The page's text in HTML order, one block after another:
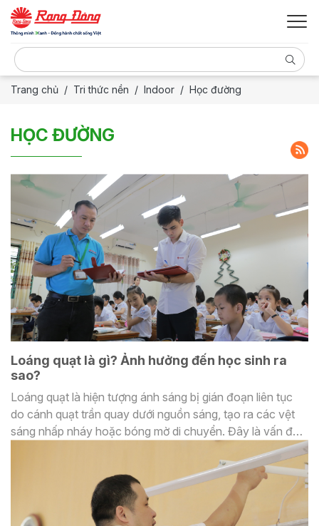
Trang chủ Tri thức nền Indoor Học đường
HỌC ĐƯỜNG
Loáng quạt là gì? Ảnh hưởng đến học sinh ra
sao?
Loáng quạt là hiện tượng ánh sáng bị gián đoạn liên tục
do cánh quạt trần quay dưới nguồn sáng, tạo ra các vệt
sáng nhấp nháy hoặc bóng mờ di chuyển. Đây là vấn đề
thường gặp trong lớp học có quạt trần được lắp dưới đèn
chiếu sáng, gây ảnh hưởng không tốt đến thị giác và khả
năng tập trung của học sinh.